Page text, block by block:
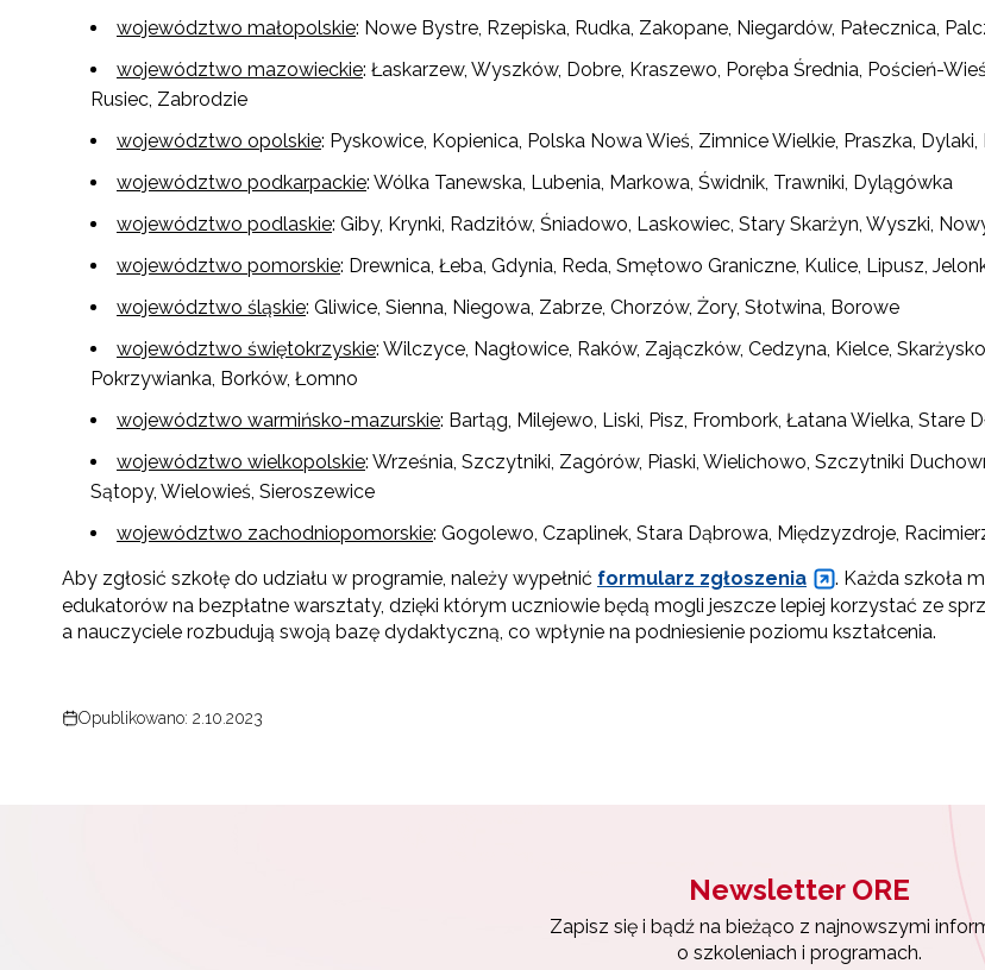
województwo małopolskie: Nowe Bystre, Rzepiska, Rudka, Zakopane, Niegardów, Pałecznica,
województwo mazowieckie: Łaskarzew, Wyszków, Dobre, Kraszewo, Poręba Średnia, Poścień-
Rusiec, Zabrodzie
województwo opolskie: Pyskowice, Kopienica, Polska Nowa Wieś, Zimnice Wielkie, Praszka,
województwo podkarpackie: Wólka Tanewska, Lubenia, Markowa, Świdnik, Trawniki, Dylągówka
województwo podlaskie: Giby, Krynki, Radziłów, Śniadowo, Laskowiec, Stary Skarżyn, Wyszki,
województwo pomorskie: Drewnica, Łeba, Gdynia, Reda, Smętowo Graniczne, Kulice, Lipusz,
województwo śląskie: Gliwice, Sienna, Niegowa, Zabrze, Chorzów, Żory, Słotwina, Borowe
województwo świętokrzyskie: Wilczyce, Nagłowice, Raków, Zajączków, Cedzyna, Kielce,
Pokrzywianka, Borków, Łomno
województwo warmińsko-mazurskie: Bartąg, Milejewo, Liski, Pisz, Frombork, Łatana Wielka, Stare
województwo wielkopolskie: Września, Szczytniki, Zagórów, Piaski, Wielichowo, Szczytniki
Sątopy, Wielowieś, Sieroszewice
województwo zachodniopomorskie: Gogolewo, Czaplinek, Stara Dąbrowa, Międzyzdroje,
Aby zgłosić szkołę do udziału w programie, należy wypełnić formularz zgłoszenia
. Każda szkoła
edukatorów na bezpłatne warsztaty, dzięki którym uczniowie będą mogli jeszcze lepiej korzystać ze
a nauczyciele rozbudują swoją bazę dydaktyczną, co wpłynie na podniesienie poziomu kształcenia.
Opublikowano: 2.10.2023
Newsletter ORE
Zapisz się i bądź na bieżąco z najnowszymi
o szkoleniach i programach.
Newsletter ORE
o szkoleniach i programach.
Wyrażam zgodę na przetwarzanie moich danych osobowych
Zapisuję się